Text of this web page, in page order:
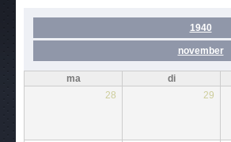
1940
november
ma di
28
29